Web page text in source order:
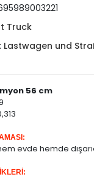
Truck
Lastwagen und
56 cm
evde hemde